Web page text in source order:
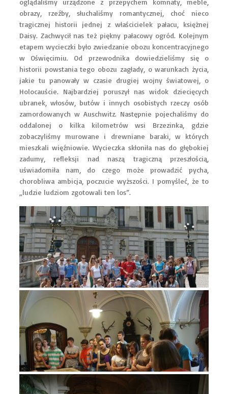
oglądaliśmy urządzone z przepychem komnaty, meble,
obrazy, rzeźby, słuchaliśmy romantycznej, choć nieco
tragicznej historii jednej z właścicielek pałacu, księżnej
Daisy. Zachwycił nas też piękny pałacowy ogród. Kolejnym
etapem wycieczki było zwiedzanie obozu koncentracyjnego
w Oświęcimiu. Od przewodnika dowiedzieliśmy się o
historii powstania tego obozu zagłady, o warunkach życia,
jakie tu panowały w czasie drugiej wojny światowej, o
Holocauście. Najbardziej poruszył nas widok dziecięcych
ubranek, włosów, butów i innych osobistych rzeczy osób
zamordowanych w Auschwitz. Następnie pojechaliśmy do
oddalonej o kilka kilometrów wsi Brzezinka, gdzie
zobaczyliśmy murowane i drewniane baraki, w których
mieszkali więźniowie. Wycieczka skłoniła nas do głębokiej
zadumy, refleksji nad naszą tragiczną przeszłością,
uświadomiła nam, do czego może prowadzić pycha,
chorobliwa ambicja, poczucie wyższości. I pomyśleć, że to
„ludzie ludziom zgotowali ten los”.